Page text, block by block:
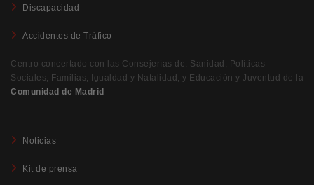
Discapacidad
Accidentes de Tráfico
Centro concertado con las Consejerías de: Sanidad, Políticas
Sociales, Familias, Igualdad y Natalidad, y Educación y Juventud de la
Comunidad de Madrid
Noticias
Kit de prensa